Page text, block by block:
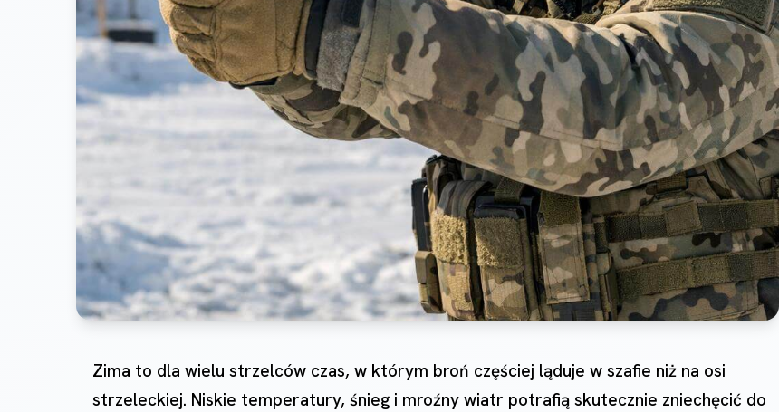
Zima to dla wielu strzelców czas, w którym broń częściej ląduje w szafie niż na osi
strzeleckiej. Niskie temperatury, śnieg i mroźny wiatr potrafią skutecznie zniechęcić do